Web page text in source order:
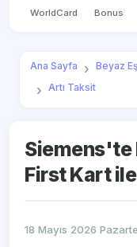
WorldCard Bonus
Ana Sayfa Beyaz
Artı Taksit
Siemens'te
First Kart
18 Mayıs 2026